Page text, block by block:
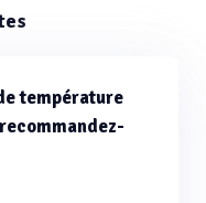
température